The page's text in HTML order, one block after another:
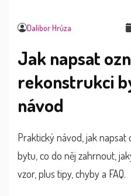
Dalibor Hrůza
Jak napsat
rekonstrukci
návod
Praktický návod, jak
bytu, co do něj zahrnout,
vzor, plus tipy, chyby a FAQ.